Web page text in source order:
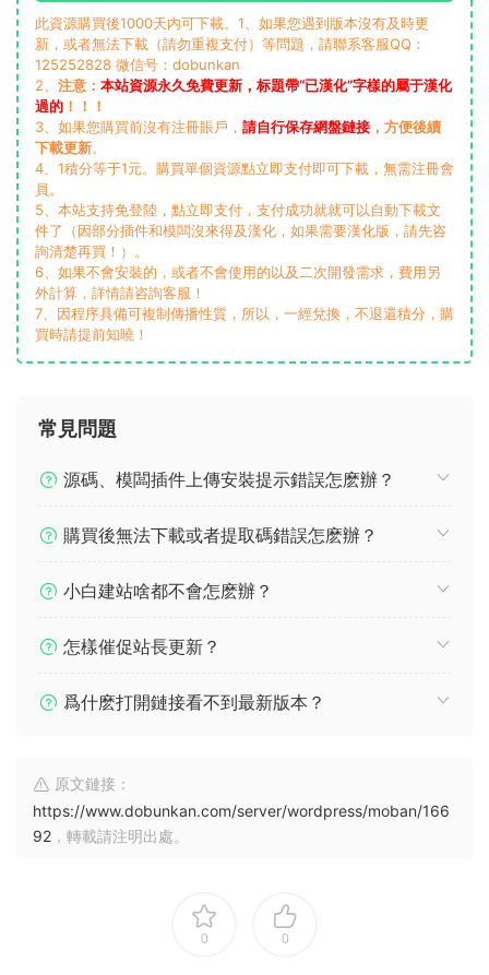
此資源購買後1000天内可下載。1、如果您遇到版本沒有及時更
新，或者無法下載（請勿重複支付）等問題，請聯系客服QQ：
125252828 微信号：dobunkan
2、 注意： 本站資源永久免費更新，标題帶“已漢化”字樣的屬于漢化
過的 ！！！
3、如果您購買前沒有注冊賬戶， 請自行保存網盤鏈接 ，方便後續
下載更新。
4、1積分等于1元。購買單個資源點立即支付即可下載，無需注冊會
員。
5、本站支持免登陸，點立即支付，支付成功就就可以自動下載文
件了（因部分插件和模闆沒來得及漢化，如果需要漢化版，請先咨
詢清楚再買！）。
6、如果不會安裝的，或者不會使用的以及二次開發需求，費用另
外計算，詳情請咨詢客服！
7、因程序具備可複制傳播性質，所以，一經兌換，不退還積分，購
買時請提前知曉！
常見問題
源碼、模闆插件上傳安裝提示錯誤怎麽辦？
購買後無法下載或者提取碼錯誤怎麽辦？
小白建站啥都不會怎麽辦？
怎樣催促站長更新？
爲什麽打開鏈接看不到最新版本？
原文鏈接：
https://www.dobunkan.com/server/wordpress/moban/166
92 ，轉載請注明出處。
0 0